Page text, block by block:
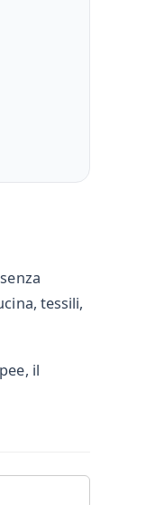
tessili,
il